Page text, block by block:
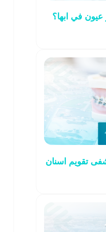
في ابها؟
تقويم اسنان